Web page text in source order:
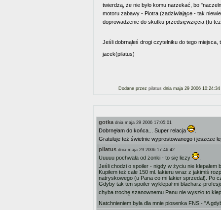
twierdzą, że nie było komu narzekać, bo
motoru zabawy - Piotra (zadziwiające - tak
doprowadzenie do skutku przedsięwzięcia (tu
Jeśli dobrnąłeś drogi czytelniku do tego
jacek(pilatus)
Dodane przez pilatus dnia maja 29 2006 10:24:34
gotka dnia maja 29 2006 17:05:01
Dobrnęłam do końca... Super relacja
Gratuluje też świetnie wyprostowanego i jeszcze
pilatus dnia maja 29 2006 17:46:42
Uuuuu pochwała od żonki - to się liczy
Jeśli chodzi o spoiler - nigdy w życiu nie klepałem
Kupiłem też całe 150 ml. lakieru wraz z jakimiś
natryskowego (u Pana co mi lakier sprzedał). Po
Gdyby tak ten spoiler wyklepał mi blacharz-
chyba trochę szanownemu Panu nie wyszło to
Natchnieniem była dla mnie piosenka FNS - "A